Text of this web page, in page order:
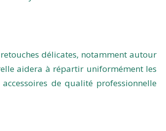
délicates, notamment autour
aidera à répartir uniformément les
de qualité professionnelle